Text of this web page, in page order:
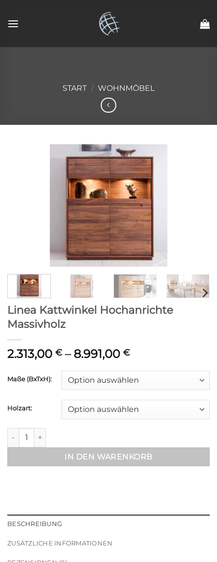
springen
START / WOHNMÖBEL
Linea Kattwinkel Hochanrichte
Massivholz
2.313,00 € – 8.991,00 €Preisspanne:
bis
8.991,00 €
Maße (BxTxH):
Holzart:
Linea Kattwinkel Hochanrichte Massivholz Menge
IN DEN WARENKORB
BESCHREIBUNG
ZUSÄTZLICHE INFORMATIONEN